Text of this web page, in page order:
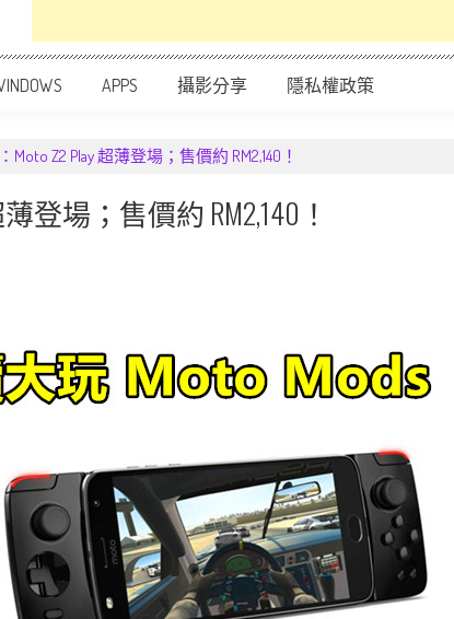
APPS 攝影分享 隱私權政策
Z2 Play 超薄登場；售價約 RM2,140！
薄登場；售價約 RM2,140！